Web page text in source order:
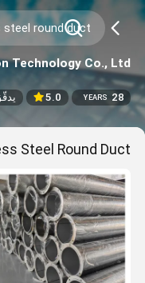
Technology Co., Ltd.
28
YEARS
5.0
Steel Round Duct